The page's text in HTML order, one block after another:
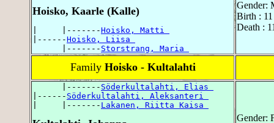
Hoisko, Kaarle (Kalle)
|     |-------Hoisko, Matti
|------Hoisko, Liisa
      |-------
Storstrang, Maria
Gender:
Birth :
Death :
Family Hoisko - Kultalahti
      |-------
Söderkultalahti, Elias
|------ Söderkultalahti, Aleksanteri
|     |------- Lakanen, Riitta Kaisa
Gender: